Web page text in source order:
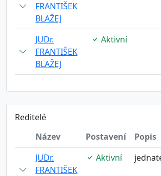
FRANTIŠEK
BLAŽEJ
JUDr.
FRANTIŠEK
BLAŽEJ
Aktivní
Reditelé
Název
Postavení Popis
JUDr.
FRANTIŠEK
Aktivní